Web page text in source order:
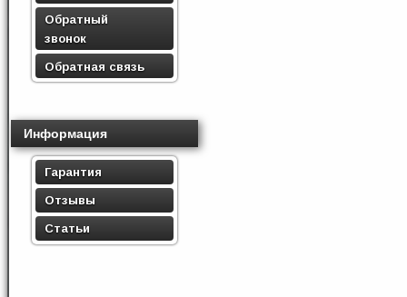
Обратный
звонок
Обратная связь
Информация
Гарантия
Отзывы
Статьи